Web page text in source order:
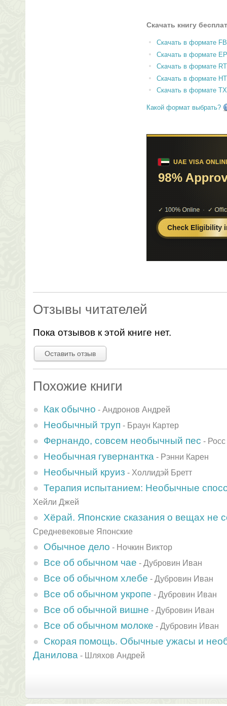
Скачать книгу
Скачать в формате
Скачать в формате
Скачать в формате
Скачать в формате
Скачать в формате
Какой формат выбрать?
Отзывы читателей
Пока отзывов к этой книге нет.
Оставить отзыв
Похожие книги
Как обычно - Андронов Андрей
Необычный труп - Браун Картер
Фернандо, совсем необычный пес -
Необычная гувернантка - Рэнни Карен
Необычный круиз - Холлидэй Бретт
Терапия испытанием: Необычные
Хейли Джей
Хёрай. Японские сказания о вещах не
Средневековые Японские
Обычное дело - Ночкин Виктор
Все об обычном чае - Дубровин Иван
Все об обычном хлебе - Дубровин Иван
Все об обычном укропе - Дубровин Иван
Все об обычной вишне - Дубровин Иван
Все об обычном молоке - Дубровин Иван
Скорая помощь. Обычные ужасы и
Данилова - Шляхов Андрей